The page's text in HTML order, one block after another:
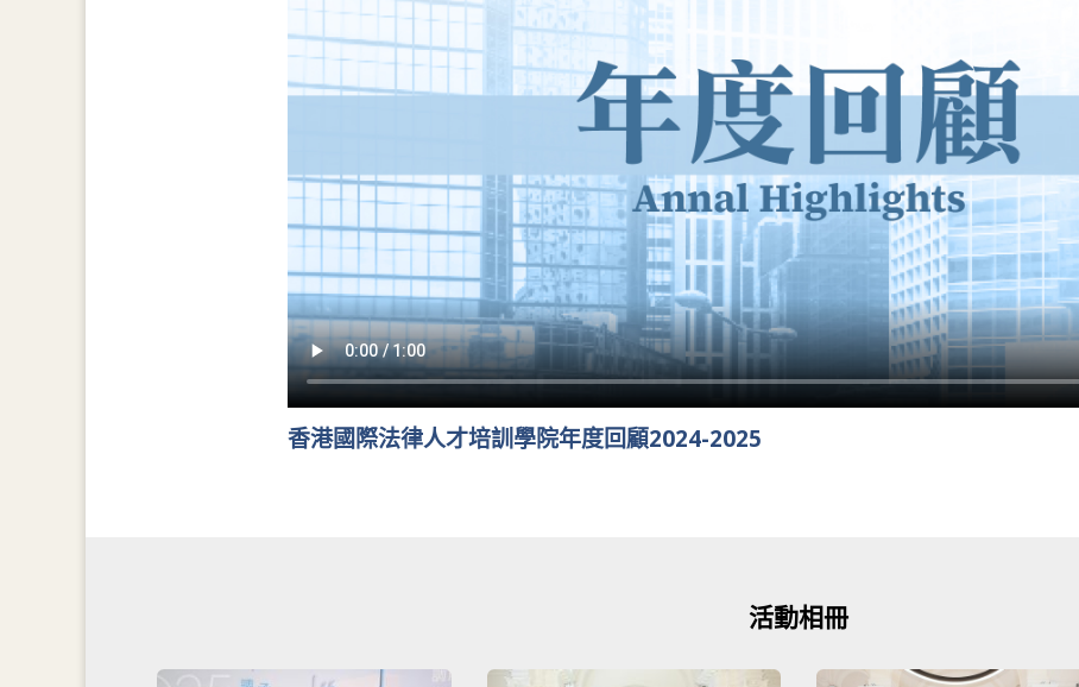
香港國際法律人才培訓學院年度回顧2024-2025
活動相冊